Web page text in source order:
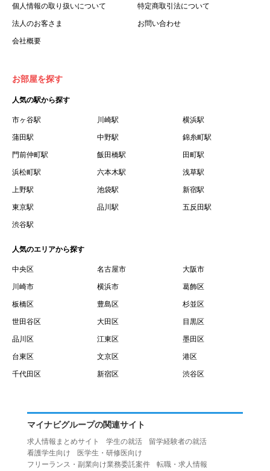
ます。
５.「会員」とは、第２章第１条に基づき会員登録が完了し
た個人を意味します。
録した情報、本サービス利用中に当社が登録を求めた情報
った場合の当該情報を意味します。
７.「本会員制度」とは、会員による本サービスの利用の促
進を目的とした会員制度を意味します。
借契約書およびオプション注文書を意味します。
９.「契約期間開始日」とは、定期建物賃貸借契約（以下
「賃貸借契約」と言います）の開始日のことで、利用者の
賃借権が発生する日を意味します。
するために、選んだ物件を保留することを意味します。
１１.「予約情報」とは、物件を予約するために必要な当社
所定の情報を意味します。物件情報や期間、オプション等
１２.「キャンセル」とは、賃貸借契約締結後から契約期間
開始日前までに、利用者が賃貸借契約を解除することを意
味します。
１３.「中途解約」とは、賃貸借契約期間の途中で、利用者
１.利用者は、本サービスを利用する上で次の各号に定める
とします。
（１）重複、虚偽の情報、または自己以外の情報を登録す
個人情報の取り扱いについて 特定商取引法について
法人のお客さま お問い合わせ
会社概要
お部屋を探す
人気の駅から探す
市ヶ谷駅 川崎駅 横浜駅
蒲田駅 中野駅 錦糸町駅
門前仲町駅 飯田橋駅 田町駅
浜松町駅 六本木駅 浅草駅
上野駅 池袋駅 新宿駅
東京駅 品川駅 五反田駅
渋谷駅
人気のエリアから探す
中央区 名古屋市 大阪市
川崎市 横浜市 葛飾区
板橋区 豊島区 杉並区
世田谷区 大田区 目黒区
品川区 江東区 墨田区
台東区 文京区 港区
千代田区 新宿区 渋谷区
マイナビグループの関連サイト
求人情報まとめサイト 学生の就活
留学経験者の就活
看護学生向け
医学生・研修医向け
フリーランス・副業向け業務委託案件
転職・求人情報